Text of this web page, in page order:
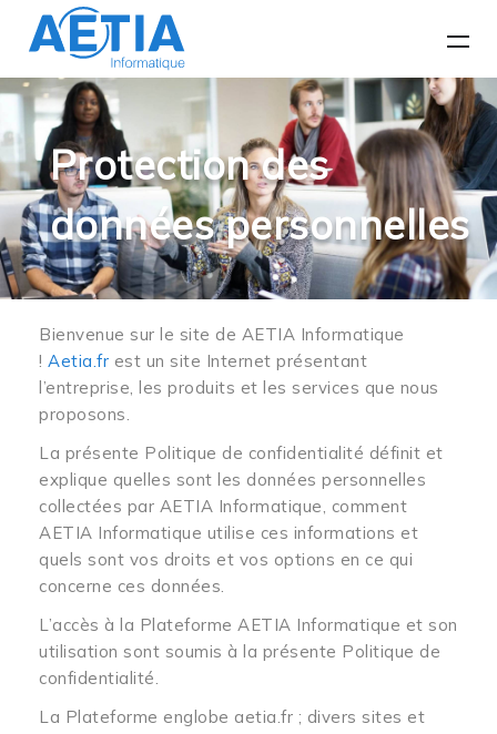
Protection des
données personnelles
Bienvenue sur le site de AETIA Informatique
! Aetia.fr est un site Internet présentant
l’entreprise, les produits et les services que nous
proposons.
La présente Politique de confidentialité définit et
explique quelles sont les données personnelles
collectées par AETIA Informatique, comment
AETIA Informatique utilise ces informations et
quels sont vos droits et vos options en ce qui
concerne ces données.
L’accès à la Plateforme AETIA Informatique et son
utilisation sont soumis à la présente Politique de
confidentialité.
La Plateforme englobe aetia.fr ; divers sites et